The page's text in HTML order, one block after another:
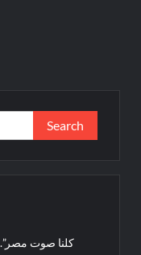
Search
for: